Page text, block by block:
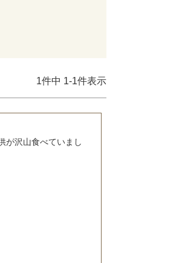
1件中 1-1件表示
が沢山食べていまし